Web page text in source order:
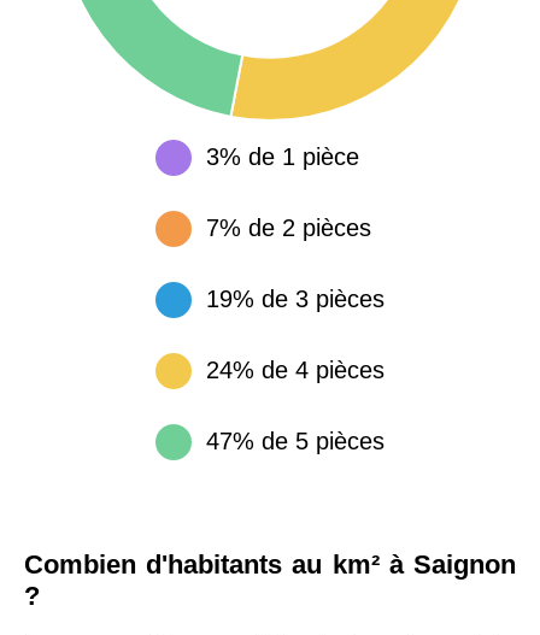
38000 -Grenoble 3 382 €
3% de 1 pièce
7% de 2 pièces
19% de 3 pièces
24% de 4 pièces
47% de 5 pièces
Combien d'habitants au km² à Saignon
?